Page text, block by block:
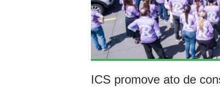
ICS promove ato de